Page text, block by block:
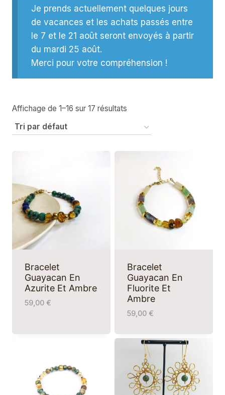
Je prends actuellement quelques jours
de vacances et les achats passés entre
le 7 et le 21 août seront envoyés à partir
du mardi 25 août.
Merci pour votre compréhension !
Affichage de 1–16 sur 17 résultats
Bracelet
Guayacan En
Azurite Et Ambre
59,00 €
Bracelet
Guayacan En
Fluorite Et
Ambre
59,00 €